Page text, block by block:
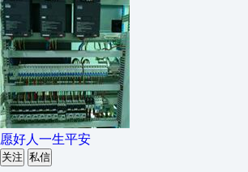
愿好人一生平安
关注 私信